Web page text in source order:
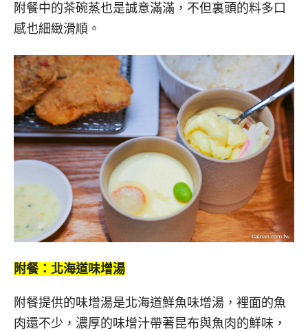
附餐中的茶碗蒸也是誠意滿滿，不但裏頭的料多口
感也細緻滑順。
附餐：北海道味增湯
附餐提供的味增湯是北海道鮮魚味增湯，裡面的魚
肉還不少，濃厚的味增汁帶著昆布與魚肉的鮮味，